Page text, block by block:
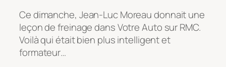
Ce dimanche, Jean-Luc Moreau donnait une
leçon de freinage dans Votre Auto sur RMC.
Voilà qui était bien plus intelligent et
formateur…